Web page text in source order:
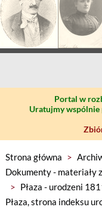
Portal w
Uratujmy wspólnie
Strona główna >
Dokumenty - materiały
> Płaza - urodzeni
Płaza, strona indeksu